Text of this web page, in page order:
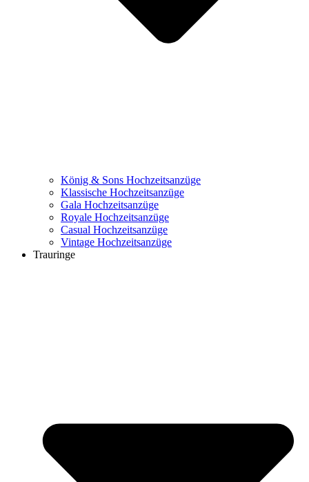
König & Sons Hochzeitsanzüge
Klassische Hochzeitsanzüge
Gala Hochzeitsanzüge
Royale Hochzeitsanzüge
Casual Hochzeitsanzüge
Vintage Hochzeitsanzüge
Trauringe